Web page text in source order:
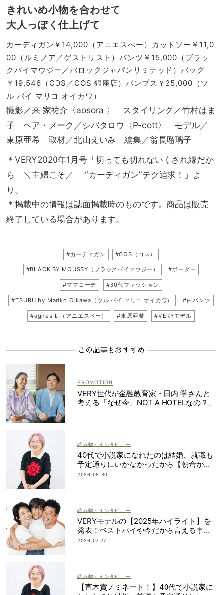
きれいめ小物を合わせて
大人っぽく仕上げて
カーディガン￥14,000（アニエスべー）カットソー￥11,0
00（ルミノア／ゲストリスト）パンツ￥15,000（ブラッ
クバイマウジー／バロックジャパンリミテッド）バッグ
￥19,546（COS／COS 銀座店）パンプス￥25,000（ツ
ル バイ マリコ オイカワ）
撮影／来 家祐介〈aosora 〉 スタイリング／竹村はま
子 ヘア・メーク／シバタロウ〈P-cott〉 モデル／
東原亜希 取材／北山えいみ 編集／翁長瑠璃子
＊VERY2020年1月号「切っても切れないくされ縁だか
ら ＼主婦こそ／ “カーディガン”テク追求！」よ
り。
＊掲載中の情報は誌面掲載時のものです。商品は販売
終了している場合があります。
#カーディガン #COS（コス）
#BLACK BY MOUSSY（ブラックバイマウジー） #ボーダー
#ママコーデ #30代ファッション
#TSURU by Mariko Oikawa（ツル バイ マリコ オイカワ） #白パンツ
#agnes b.（アニエスベー） #東原亜希 #VERYモデル
この記事もおすすめ
VERY世代が金融教育家・田内 学さんと
考える「なぜ今、NOT A HOTELなの？」
読み物・インタビュー
40代で小説家になれたのは結婚、就職も
予定通りにいかなかったから【朝倉かす
みさん】
2026.05.30
読み物・インタビュー
VERYモデルの【2025年ハイライト】を
発表！ベストバイや今だから言える事件
簿も大公開
2026.07.27
読み物・インタビュー
【直木賞ノミネート！】40代で小説家に